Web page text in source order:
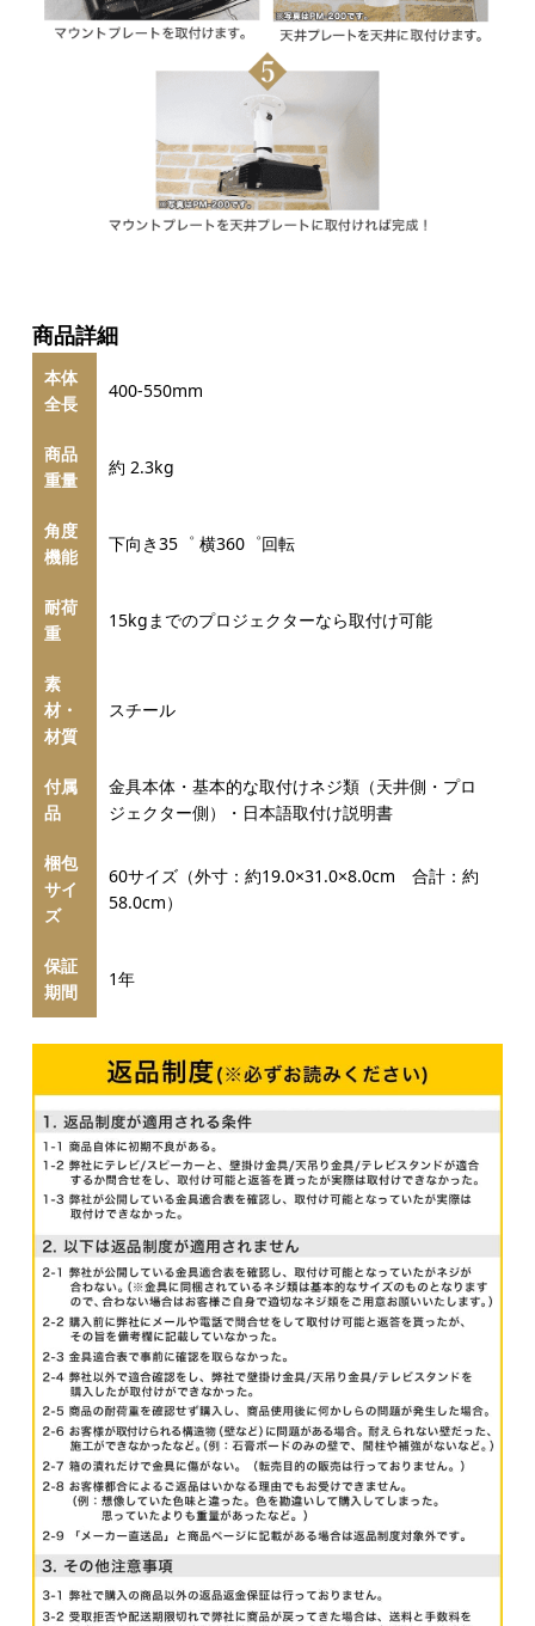
商品詳細
本体
全長
400-550mm
商品
重量
約 2.3kg
角度
機能
下向き35゜ 横360゜回転
耐荷
重
15kgまでのプロジェクターなら取付け可能
素
材・
材質
スチール
付属
品
金具本体・基本的な取付けネジ類（天井側・プロ
ジェクター側）・日本語取付け説明書
梱包
サイ
ズ
60サイズ（外寸：約19.0×31.0×8.0cm 合計：約
58.0cm）
保証
期間
1年